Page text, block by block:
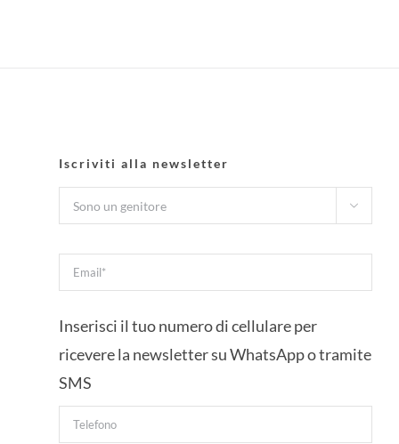
Iscriviti alla newsletter

Inserisci il tuo numero di cellulare per
ricevere la newsletter su WhatsApp o tramite
SMS